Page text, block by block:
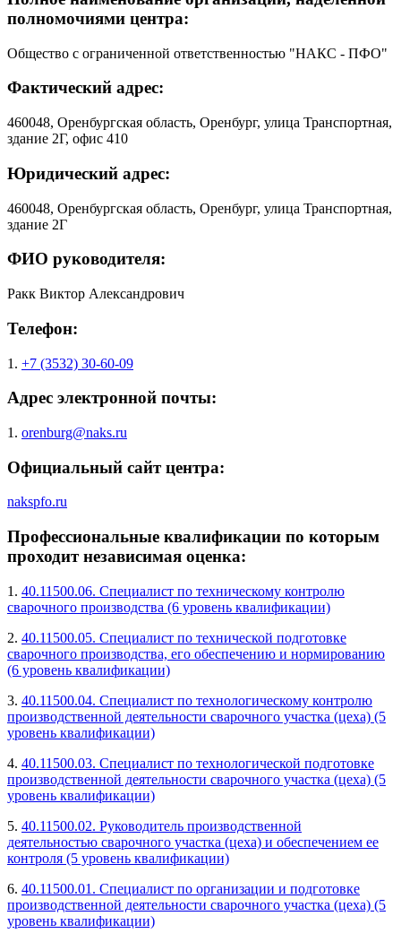
полномочиями центра:
Общество с ограниченной ответственностью "НАКС - ПФО"
Фактический адрес:
460048, Оренбургская область, Оренбург, улица Транспортная,
здание 2Г, офис 410
Юридический адрес:
460048, Оренбургская область, Оренбург, улица Транспортная,
здание 2Г
ФИО руководителя:
Ракк Виктор Александрович
Телефон:
1. +7 (3532) 30-60-09
Адрес электронной почты:
1. orenburg@naks.ru
Официальный сайт центра:
nakspfo.ru
Профессиональные квалификации по которым
проходит независимая оценка:
1. 40.11500.06. Специалист по техническому контролю
сварочного производства (6 уровень квалификации)
2. 40.11500.05. Специалист по технической подготовке
сварочного производства, его обеспечению и нормированию
(6 уровень квалификации)
3. 40.11500.04. Специалист по технологическому контролю
производственной деятельности сварочного участка (цеха) (5
уровень квалификации)
4. 40.11500.03. Специалист по технологической подготовке
производственной деятельности сварочного участка (цеха) (5
уровень квалификации)
5. 40.11500.02. Руководитель производственной
деятельностью сварочного участка (цеха) и обеспечением ее
контроля (5 уровень квалификации)
6. 40.11500.01. Специалист по организации и подготовке
производственной деятельности сварочного участка (цеха) (5
уровень квалификации)